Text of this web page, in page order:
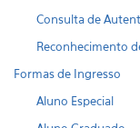
Consulta de
Reconhecimento
Formas de Ingresso
Aluno Especial